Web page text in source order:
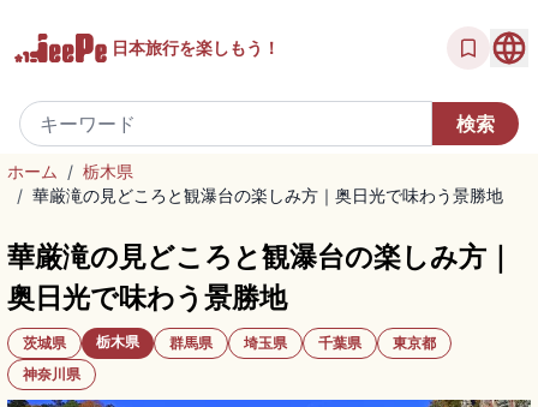
日本旅行を楽しもう！
ホーム / 栃木県
/ 華厳滝の見どころと観瀑台の楽しみ方｜奥日光で味わう景勝地
華厳滝の見どころと観瀑台の楽しみ方｜
奥日光で味わう景勝地
茨城県 栃木県 群馬県 埼玉県 千葉県
東京都
神奈川県